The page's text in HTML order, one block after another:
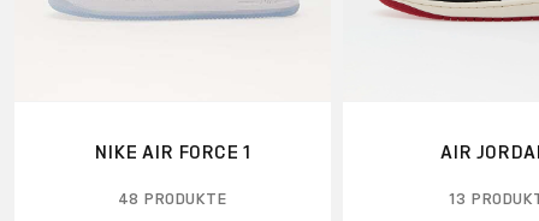
NIKE AIR FORCE 1
48 PRODUKTE
AIR
13